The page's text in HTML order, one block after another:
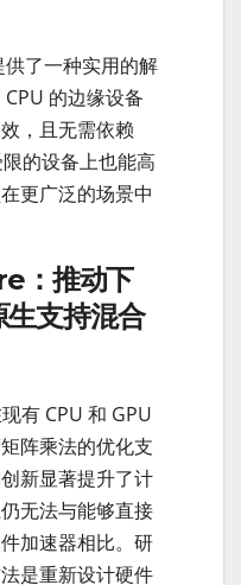
了一种实用的解
的边缘设备
，且无需依赖
的设备上也能高
更广泛的场景中
：推动下
生支持混合
有 CPU 和 GPU
阵乘法的优化支
新显著提升了计
无法与能够直接
加速器相比。研
是重新设计硬件